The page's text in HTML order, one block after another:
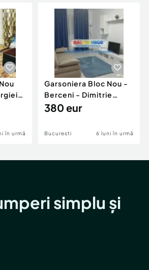
profesionale
Vehicule
în urmă
Garsoniera Bloc Nou -
Berceni - Dimitrie
Leonida
380 eur
Bucuresti 6 luni în urmă
simplu și